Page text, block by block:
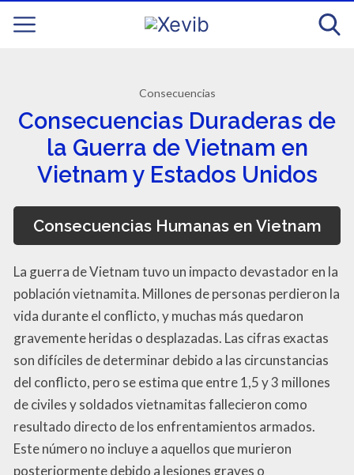
Consecuencias
Consecuencias Duraderas de
la Guerra de Vietnam en
Vietnam y Estados Unidos
Consecuencias Humanas en Vietnam
La guerra de Vietnam tuvo un impacto devastador en la
población vietnamita. Millones de personas perdieron la
vida durante el conflicto, y muchas más quedaron
gravemente heridas o desplazadas. Las cifras exactas
son difíciles de determinar debido a las circunstancias
del conflicto, pero se estima que entre 1,5 y 3 millones
de civiles y soldados vietnamitas fallecieron como
resultado directo de los enfrentamientos armados.
Este número no incluye a aquellos que murieron
posteriormente debido a lesiones graves o